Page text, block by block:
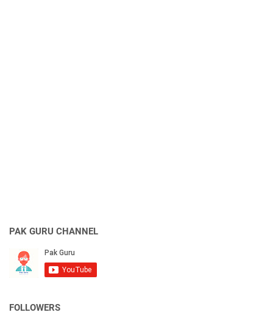
PAK GURU CHANNEL
FOLLOWERS